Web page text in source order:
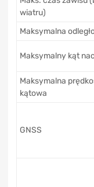
wiatru)
Maksymalna
Maksymalny kąt
Maksymalna
kątowa
GNSS